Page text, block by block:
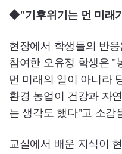
◆"기후위기는 먼 미래
현장에서 학생들의 반
참여한 오유정 학생은 "
먼 미래의 일이 아니라
환경 농업이 건강과 자
는 생각도 했다"고 소감
교실에서 배운 지식이